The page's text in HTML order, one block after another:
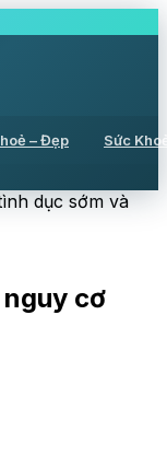
– Đẹp Sức
dục sớm và
cơ